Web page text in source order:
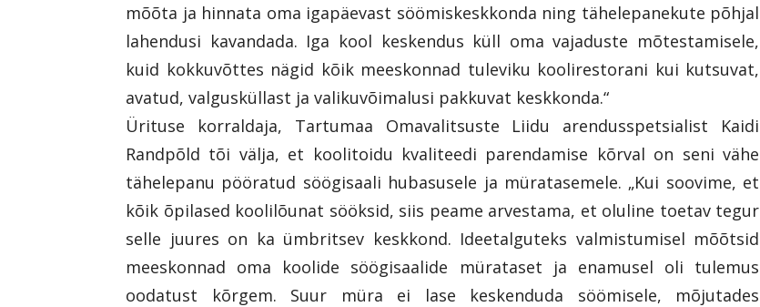
mõõta ja hinnata oma igapäevast söömiskeskkonda ning tähelepanekute põhjal
lahendusi kavandada. Iga kool keskendus küll oma vajaduste mõtestamisele,
kuid kokkuvõttes nägid kõik meeskonnad tuleviku koolirestorani kui kutsuvat,
avatud, valgusküllast ja valikuvõimalusi pakkuvat keskkonda.“
Ürituse korraldaja, Tartumaa Omavalitsuste Liidu arendusspetsialist Kaidi
Randpõld tõi välja, et koolitoidu kvaliteedi parendamise kõrval on seni vähe
tähelepanu pööratud söögisaali hubasusele ja müratasemele. „Kui soovime, et
kõik õpilased koolilõunat sööksid, siis peame arvestama, et oluline toetav tegur
selle juures on ka ümbritsev keskkond. Ideetalguteks valmistumisel mõõtsid
meeskonnad oma koolide söögisaalide mürataset ja enamusel oli tulemus
oodatust kõrgem. Suur müra ei lase keskenduda söömisele, mõjutades